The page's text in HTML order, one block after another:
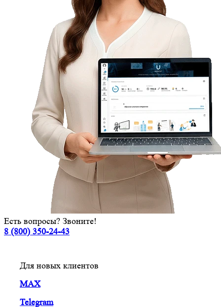
Есть вопросы? Звоните!
8 (800) 350-24-43
Для новых клиентов
MAX
Telegram